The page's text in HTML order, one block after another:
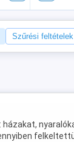
Szűrési